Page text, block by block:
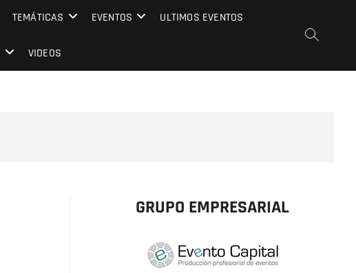
TEMÁTICAS EVENTOS ULTIMOS EVENTOS
VIDEOS
GRUPO EMPRESARIAL